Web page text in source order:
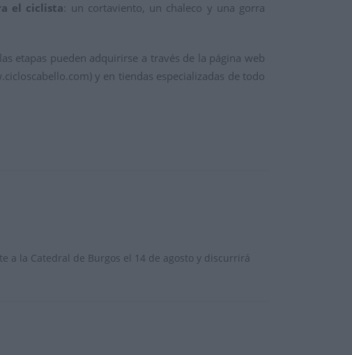
el ciclista: un cortaviento, un chaleco y una gorra
etapas pueden adquirirse a través de la página web
y en tiendas especializadas de todo
a la Catedral de Burgos el 14 de agosto y discurrirá